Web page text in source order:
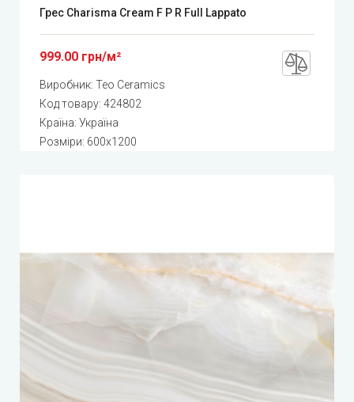
Грес Charisma Cream F P R Full Lappato
999.00 грн/м²
Виробник: Teo Ceramics
Код товару: 424802
Країна: Україна
Розміри: 600x1200